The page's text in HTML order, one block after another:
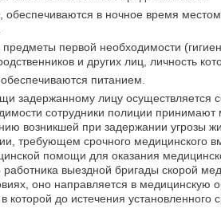
в ночное время
первой необходимости
и других лиц, личность
питанием.
задержанному лицу осуществляется
сотрудники полиции
возникшей при задержании угрозы
требующем срочного медицинского
помощи для оказания
выездной бригады скорой
оно направляется в медицинскую
которой до истечения установленного